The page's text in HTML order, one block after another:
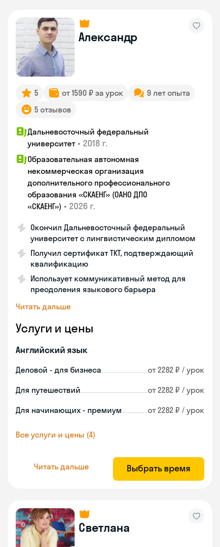
Александр
5 от 1590 ₽ за урок
9 лет опыта
5 отзывов
Дальневосточный федеральный
университет • 2018 г.
Образовательная автономная
некоммерческая организация
дополнительного профессионального
образования «СКАЕНГ» (ОАНО ДПО
«СКАЕНГ») • 2026 г.
Окончил Дальневосточный федеральный
университет с лингвистическим дипломом
Получил сертификат TKT, подтверждающий
квалификацию
Использует коммуникативный метод для
преодоления языкового барьера
Читать дальше
Услуги и цены
Английский язык
Деловой - для бизнеса от 2282 ₽ / урок
Для путешествий от 2282 ₽ / урок
Для начинающих - премиум от 2282 ₽ / урок
Все услуги и цены (4)
Читать дальше Выбрать время
Светлана